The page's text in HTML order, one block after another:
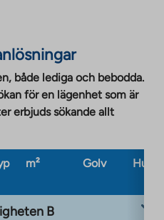
både lediga och bebodda.
för en lägenhet som är
erbjuds sökande allt
m² Golv
B